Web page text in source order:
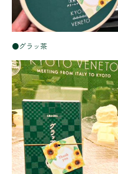
●グラッ茶